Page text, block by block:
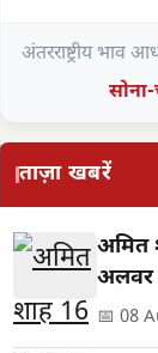
अंतरराष्ट्रीय भाव
सोना-
ताज़ा खबरें
अमित
अलवर
📅 08